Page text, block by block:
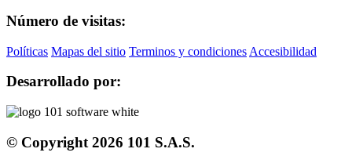
Número de visitas:
Políticas Mapas del sitio Terminos y condiciones Accesibilidad
Desarrollado por:
© Copyright 2026 101 S.A.S.